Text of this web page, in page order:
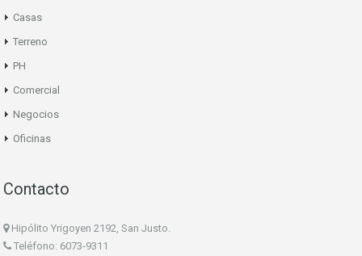
Casas
Terreno
PH
Comercial
Negocios
Oficinas
Contacto
Hipólito Yrigoyen 2192, San Justo.
Teléfono: 6073-9311